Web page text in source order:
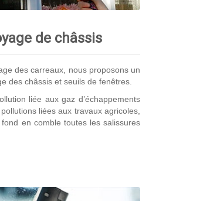
de châssis
des carreaux, nous proposons un
des châssis et seuils de fenêtres.
liée aux gaz d’échappements
liées aux travaux agricoles,
en comble toutes les salissures